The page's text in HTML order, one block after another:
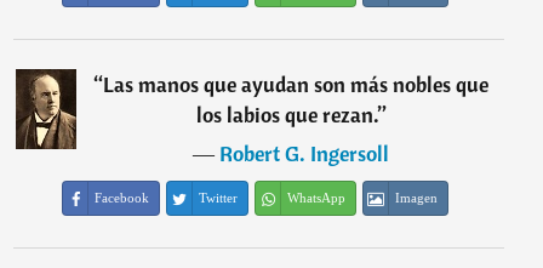
“Las manos que ayudan son más nobles que
los labios que rezan.”
―Robert G. Ingersoll
Facebook Twitter WhatsApp Imagen